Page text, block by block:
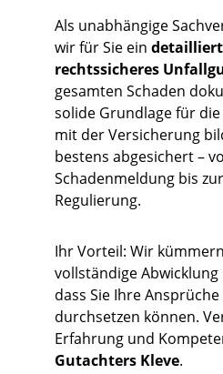
Als unabhängige
wir für Sie ein
rechtssicheres
gesamten Schaden
solide Grundlage für
mit der Versicherung
bestens abgesichert –
Schadenmeldung bis
Regulierung.
Ihr Vorteil: Wir
vollständige
dass Sie Ihre
durchsetzen können.
Erfahrung und
Gutachters Kleve.